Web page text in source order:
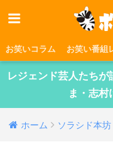
お笑いコラム お笑い番組
レジェンド芸人たち
ま・志村
ホーム ソラシド本坊